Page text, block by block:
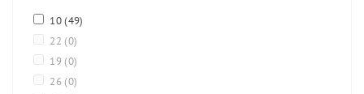
10(49)
22 (0)
19 (0)
26 (0)